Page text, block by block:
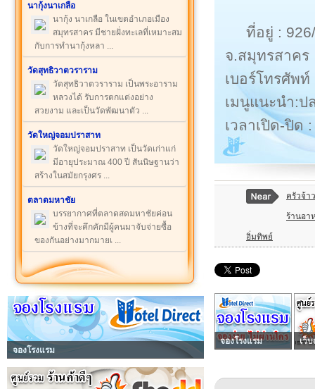
นากุ้งนาเกลือ
นากุ้ง นาเกลือ ในเขตอำเภอเมือง
สมุทรสาคร มีชายฝั่งทะเลที่เหมาะสม
กับการทำนากุ้งหลา ...
วัดสุทธิวาตวราราม
วัดสุทธิวาตวราราม เป็นพระอาราม
หลวงได้ รับการตกแต่งอย่าง
สวยงาม และเป็นวัดพัฒนาตัว ...
วัดใหญ่จอมปราสาท
วัดใหญ่จอมปราสาท เป็นวัดเก่าแก่
มีอายุประมาณ 400 ปี สันนิษฐานว่า
สร้างในสมัยกรุงศร ...
ตลาดมหาชัย
บรรยากาศที่ตลาดสดมหาชัยค่อน
ข้างที่จะคึกคักมีผู้คนมาจับจ่ายซื้อ
ของกันอย่างมากมายเ ...
จองโรงแรม
ที่อยู่ :
จ.สมุทรสาคร
เบอร์โทรศัพท์
เมนูแนะนำ:ป
เวลาเปิด-ปิด
ครัวจ้า
ร้านอ
อิ่มทิพย์
จองโรงแรม เว็บ